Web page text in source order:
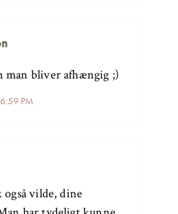
PM
man bliver afhængig ;)
vilde, dine